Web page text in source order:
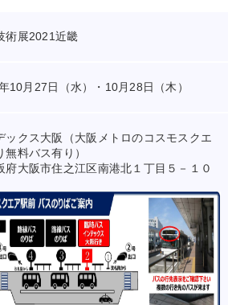
術展2021近畿
10月27日（水）・10月28日（木）
ックス大阪（大阪メトロのコスモスクエ
無料バス有り）
府大阪市住之江区南港北１丁目５－１０